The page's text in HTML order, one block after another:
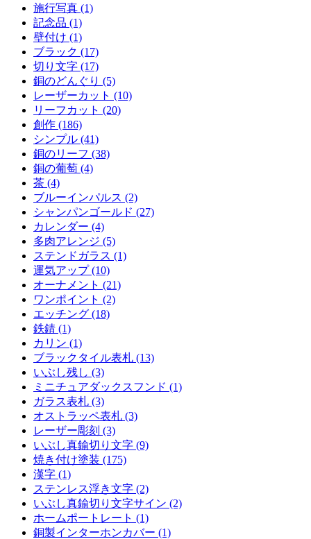
施行写真 (1)
記念品 (1)
壁付け (1)
ブラック (17)
切り文字 (17)
銅のどんぐり (5)
レーザーカット (10)
リーフカット (20)
創作 (186)
シンプル (41)
銅のリーフ (38)
銅の葡萄 (4)
茶 (4)
ブルーインパルス (2)
シャンパンゴールド (27)
カレンダー (4)
多肉アレンジ (5)
ステンドガラス (1)
運気アップ (10)
オーナメント (21)
ワンポイント (2)
エッチング (18)
鉄錆 (1)
カリン (1)
ブラックタイル表札 (13)
いぶし残し (3)
ミニチュアダックスフンド (1)
ガラス表札 (3)
オストラッペ表札 (3)
レーザー彫刻 (3)
いぶし真鍮切り文字 (9)
焼き付け塗装 (175)
漢字 (1)
ステンレス浮き文字 (2)
いぶし真鍮切り文字サイン (2)
ホームポートレート (1)
銅製インターホンカバー (1)